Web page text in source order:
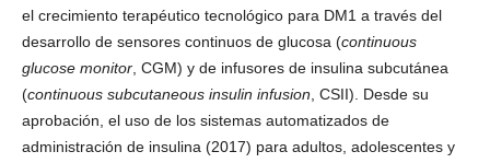
el crecimiento terapéutico tecnológico para DM1 a través del
desarrollo de sensores continuos de glucosa (continuous
glucose monitor, CGM) y de infusores de insulina subcutánea
(continuous subcutaneous insulin infusion , CSII). Desde su
aprobación, el uso de los sistemas automatizados de
administración de insulina (2017) para adultos, adolescentes y